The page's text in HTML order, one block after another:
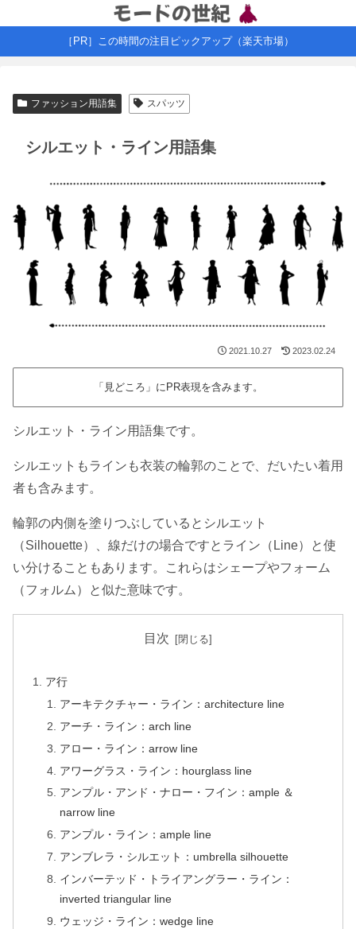
［PR］この時間の注目ピックアップ（楽天市場）
ファッション用語集 スパッツ
シルエット・ライン用語集
2021.10.27 2023.02.24
「見どころ」にPR表現を含みます。
シルエット・ライン用語集です。
シルエットもラインも衣装の輪郭のことで、だいたい着用
者も含みます。
輪郭の内側を塗りつぶしているとシルエット
（Silhouette）、線だけの場合ですとライン（Line）と使
い分けることもあります。これらはシェープやフォーム
（フォルム）と似た意味です。
目次
ア行
アーキテクチャー・ライン：architecture line
アーチ・ライン：arch line
アロー・ライン：arrow line
アワーグラス・ライン：hourglass line
アンプル・アンド・ナロー・フイン：ample ＆
narrow line
アンプル・ライン：ample line
アンブレラ・シルエット：umbrella silhouette
インバーテッド・トライアングラー・ライン：
inverted triangular line
ウェッジ・ライン：wedge line